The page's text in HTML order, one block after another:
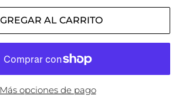
AL CARRITO
Más opciones de pago